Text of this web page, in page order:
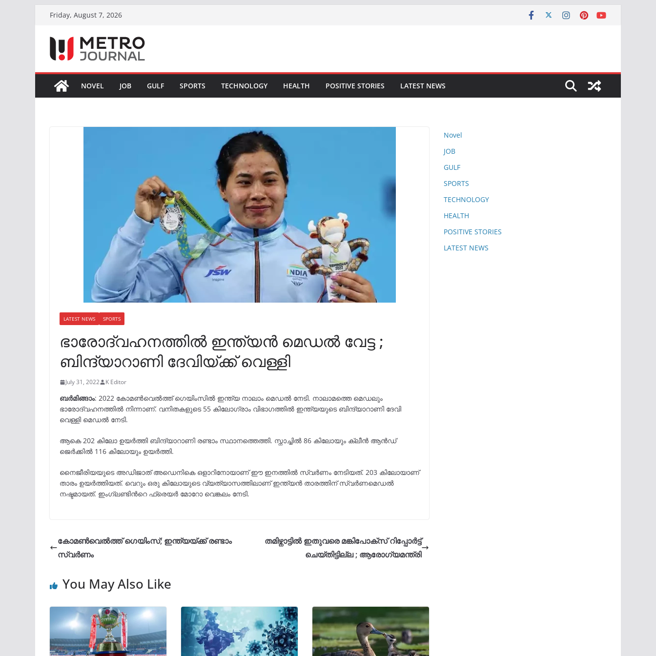
content
Friday, August 7, 2026
NOVEL JOB GULF SPORTS TECHNOLOGY HEALTH POSITIVE STORIES LATEST NEWS
LATEST NEWS SPORTS
ഭാരോദ്വഹനത്തില്‍ ഇന്ത്യൻ മെഡൽ വേട്ട ;
ബിന്ദ്യാറാണി ദേവിയ്ക്ക് വെള്ളി
July 31, 2022 K Editor
ബര്‍മിങ്ങാം: 2022 കോമണ്‍വെല്‍ത്ത് ഗെയിംസിൽ ഇന്ത്യ നാലാം മെഡൽ നേടി. നാലാമത്തെ മെഡലും
ഭാരോദ്വഹനത്തിൽ നിന്നാണ്. വനിതകളുടെ 55 കിലോഗ്രാം വിഭാഗത്തിൽ ഇന്ത്യയുടെ ബിന്ദ്യാറാണി ദേവി
വെള്ളി മെഡൽ നേടി.
ആകെ 202 കിലോ ഉയർത്തി ബിന്ദ്യാറാണി രണ്ടാം സ്ഥാനത്തെത്തി. സ്നാച്ചിൽ 86 കിലോയും ക്ലീൻ ആൻഡ്
ജെർക്കിൽ 116 കിലോയും ഉയർത്തി.
നൈജീരിയയുടെ അഡിജാത് അഡെനികെ ഒളാറിനോയാണ് ഈ ഇനത്തിൽ സ്വർണം നേടിയത്. 203 കിലോയാണ്
താരം ഉയർത്തിയത്. വെറും ഒരു കിലോയുടെ വ്യത്യാസത്തിലാണ് ഇന്ത്യൻ താരത്തിന് സ്വർണമെഡൽ
നഷ്ടമായത്. ഇംഗ്ലണ്ടിന്‍റെ ഫ്രെയർ മോറോ വെങ്കലം നേടി.
കോമണ്‍വെല്‍ത്ത് ഗെയിംസ്; ഇന്ത്യയ്ക്ക് രണ്ടാം
സ്വര്‍ണം
തമിഴ്നാട്ടിൽ ഇതുവരെ മങ്കിപോക്സ് റിപ്പോർട്ട്
ചെയ്തിട്ടില്ല ; ആരോഗ്യമന്ത്രി
You May Also Like
Novel
JOB
GULF
SPORTS
TECHNOLOGY
HEALTH
POSITIVE STORIES
LATEST NEWS